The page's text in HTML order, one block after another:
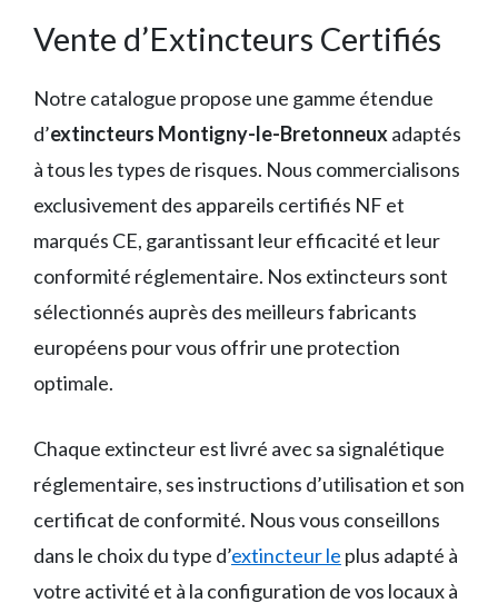
Vente d’Extincteurs Certifiés
Notre catalogue propose une gamme étendue
d’extincteurs Montigny-le-Bretonneuxadaptés
à tous les types de risques. Nous commercialisons
exclusivement des appareils certifiés NF et
marqués CE, garantissant leur efficacité et leur
conformité réglementaire. Nos extincteurs sont
sélectionnés auprès des meilleurs fabricants
européens pour vous offrir une protection
optimale.
Chaque extincteur est livré avec sa signalétique
réglementaire, ses instructions d’utilisation et son
certificat de conformité. Nous vous conseillons
dans le choix du type d’extincteur le plus adapté à
votre activité et à la configuration de vos locaux à